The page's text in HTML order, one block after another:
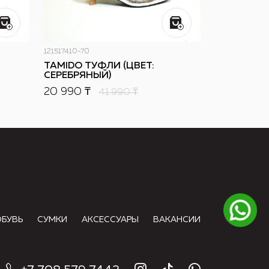
121517410-70
TAMIDO ТУФЛИ (ЦВЕТ:
СЕРЕБРЯНЫЙ)
20 990 ₸ 41 990₸
СУМКИ АКСЕССУАРЫ ВАКАНСИИ